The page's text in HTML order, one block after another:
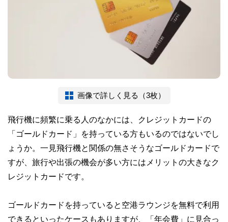
画像で詳しく見る（3枚）
飛行機に頻繁に乗る人のなかには、クレジットカードの
「ゴールドカード」を持っている方もいるのではないでし
ょうか。一見飛行機と関係の無さそうなゴールドカードで
すが、旅行や出張の機会が多い方にはメリットの大きなク
レジットカードです。
ゴールドカードを持っていると空港ラウンジを無料で利用
できるといったケースもありますが、「年会費」に見合っ